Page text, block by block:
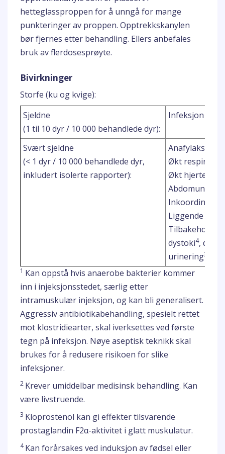
hetteglassproppen for å unngå for mange
punkteringer av proppen. Opptrekkskanylen
bør fjernes etter behandling. Ellers anbefales
bruk av flerdosesprøyte.
Bivirkninger
Storfe (ku og kvige):
Sjeldne
(1 til 10 dyr / 10 000 behandlede dyr):
Infeksjon på
Svært sjeldne
(< 1 dyr / 10 000 behandlede dyr,
inkludert isolerte rapporter):
Anafylaksi
Økt
Økt
Liggende
Tilbakeholdt
dystoki4,
urinering3,5
1 Kan oppstå hvis anaerobe bakterier kommer
inn i injeksjonsstedet, særlig etter
intramuskulær injeksjon, og kan bli generalisert.
Aggressiv antibiotikabehandling, spesielt rettet
mot klostridiearter, skal iverksettes ved første
tegn på infeksjon. Nøye aseptisk teknikk skal
brukes for å redusere risikoen for slike
infeksjoner.
2 Krever umiddelbar medisinsk behandling. Kan
være livstruende.
3 Kloprostenol kan gi effekter tilsvarende
prostaglandin F2α-aktivitet i glatt muskulatur.
4Kan forårsakes ved induksjon av fødsel eller